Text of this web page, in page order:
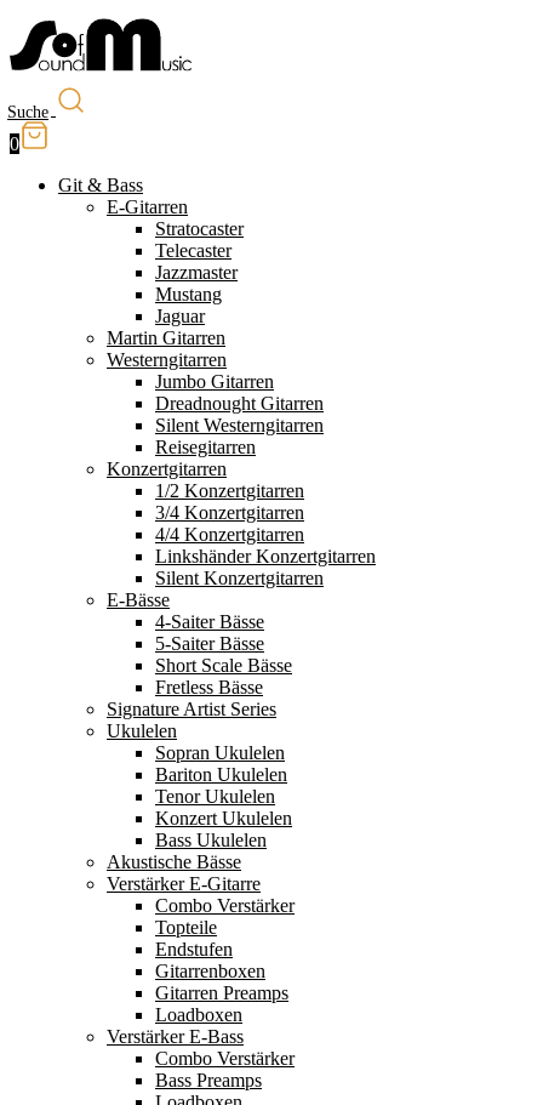
Suche
0
Git & Bass
E-Gitarren
Stratocaster
Telecaster
Jazzmaster
Mustang
Jaguar
Martin Gitarren
Westerngitarren
Jumbo Gitarren
Dreadnought Gitarren
Silent Westerngitarren
Reisegitarren
Konzertgitarren
1/2 Konzertgitarren
3/4 Konzertgitarren
4/4 Konzertgitarren
Linkshänder Konzertgitarren
Silent Konzertgitarren
E-Bässe
4-Saiter Bässe
5-Saiter Bässe
Short Scale Bässe
Fretless Bässe
Signature Artist Series
Ukulelen
Sopran Ukulelen
Bariton Ukulelen
Tenor Ukulelen
Konzert Ukulelen
Bass Ukulelen
Akustische Bässe
Verstärker E-Gitarre
Combo Verstärker
Topteile
Endstufen
Gitarrenboxen
Gitarren Preamps
Loadboxen
Verstärker E-Bass
Combo Verstärker
Bass Preamps